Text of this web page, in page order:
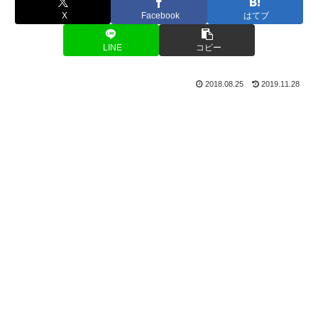
X Facebook はてブ
LINE コピー
2018.08.25 2019.11.28